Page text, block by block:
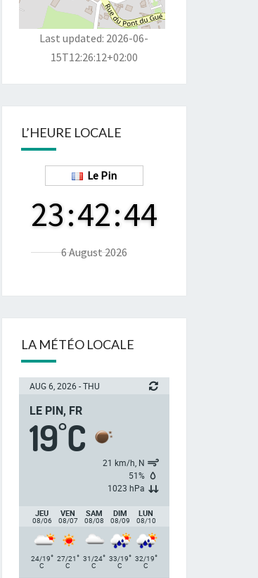
Last updated: 2026-06-
15T12:26:12+02:00
L’HEURE LOCALE
Le Pin
23:42:45
6 August 2026
LA MÉTÉO LOCALE
AUG 6, 2026 - THU
LE PIN, FR
19°C
21 km/h, N
51%
1023 hPa
JEU
08/06
VEN
08/07
SAM
08/08
DIM
08/09
LUN
08/10
24/19°
C
27/21°
C
31/24°
C
33/19°
C
32/19°
C